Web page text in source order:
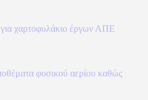
χαρτοφυλάκιο έργων ΑΠΕ
φυσικού αερίου καθώς